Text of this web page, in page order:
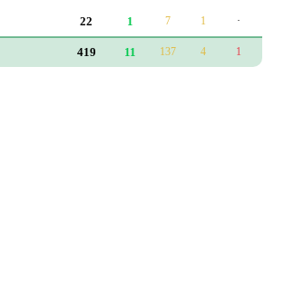
22 1 7 1 ·
419 11 137 4 1